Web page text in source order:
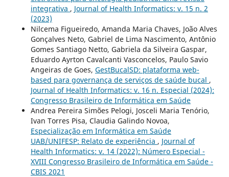
integrativa , Journal of Health Informatics: v. 15 n. 2
(2023)
Nilcema Figueiredo, Amanda Maria Chaves, João Alves
Gonçalves Neto, Gabriel de Lima Nascimento, Antônio
Gomes Santiago Netto, Gabriela da Silveira Gaspar,
Eduardo Ayrton Cavalcanti Vasconcelos, Paulo Savio
Angeiras de Goes, GestBucalSD: plataforma web-
based para governança de serviços de saúde bucal ,
Journal of Health Informatics: v. 16 n. Especial (2024):
Congresso Brasileiro de Informática em Saúde
Andrea Pereira Simões Pelogi, Josceli Maria Tenório,
Ivan Torres Pisa, Claudia Galindo Novoa,
Especialização em Informática em Saúde
UAB/UNIFESP: Relato de experiência , Journal of
Health Informatics: v. 14 (2022): Número Especial -
XVIII Congresso Brasileiro de Informática em Saúde -
CBIS 2021